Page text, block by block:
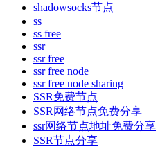
shadowsocks节点
ss
ss free
ssr
ssr free
ssr free node
ssr free node sharing
SSR免费节点
SSR网络节点免费分享
ssr网络节点地址免费分享
SSR节点分享